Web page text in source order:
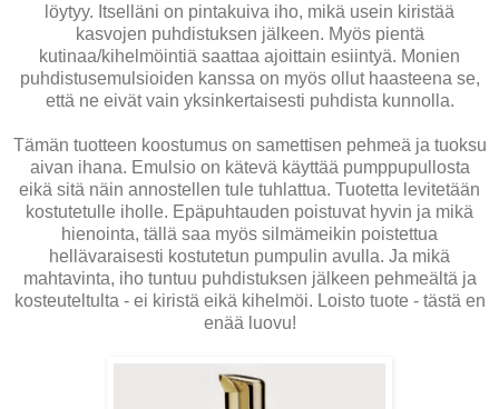
löytyy. Itselläni on pintakuiva iho, mikä usein kiristää
kasvojen puhdistuksen jälkeen. Myös pientä
kutinaa/kihelmöintiä saattaa ajoittain esiintyä. Monien
puhdistusemulsioiden kanssa on myös ollut haasteena se,
että ne eivät vain yksinkertaisesti puhdista kunnolla.
Tämän tuotteen koostumus on samettisen pehmeä ja tuoksu
aivan ihana. Emulsio on kätevä käyttää pumppupullosta
eikä sitä näin annostellen tule tuhlattua. Tuotetta levitetään
kostutetulle iholle. Epäpuhtauden poistuvat hyvin ja mikä
hienointa, tällä saa myös silmämeikin poistettua
hellävaraisesti kostutetun pumpulin avulla. Ja mikä
mahtavinta, iho tuntuu puhdistuksen jälkeen pehmeältä ja
kosteuteltulta - ei kiristä eikä kihelmöi. Loisto tuote - tästä en
enää luovu!